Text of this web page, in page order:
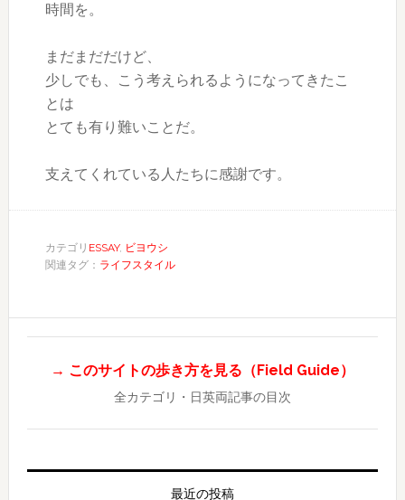
時間を。
まだまだだけど、
少しでも、こう考えられるようになってきたこ
とは
とても有り難いことだ。
支えてくれている人たちに感謝です。
カテゴリ ESSAY, ビヨウシ
関連タグ： ライフスタイル
→ このサイトの歩き方を見る（Field Guide）
全カテゴリ・日英両記事の目次
最近の投稿